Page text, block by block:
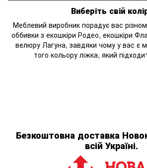
Виберіть свій
Меблевий виробник порадує вас
оббивки з екошкіри Родео, екошкіри
велюру Лагуна, завдяки чому у вас є
того кольору ліжка, який
Безкоштовна доставка
всій Україні.